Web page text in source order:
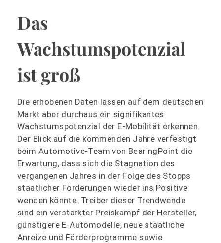
Das
Wachstumspotenzial
ist groß
Die erhobenen Daten lassen auf dem deutschen
Markt aber durchaus ein signifikantes
Wachstumspotenzial der E-Mobilität erkennen.
Der Blick auf die kommenden Jahre verfestigt
beim Automotive-Team von BearingPoint die
Erwartung, dass sich die Stagnation des
vergangenen Jahres in der Folge des Stopps
staatlicher Förderungen wieder ins Positive
wenden könnte. Treiber dieser Trendwende
sind ein verstärkter Preiskampf der Hersteller,
günstigere E-Automodelle, neue staatliche
Anreize und Förderprogramme sowie